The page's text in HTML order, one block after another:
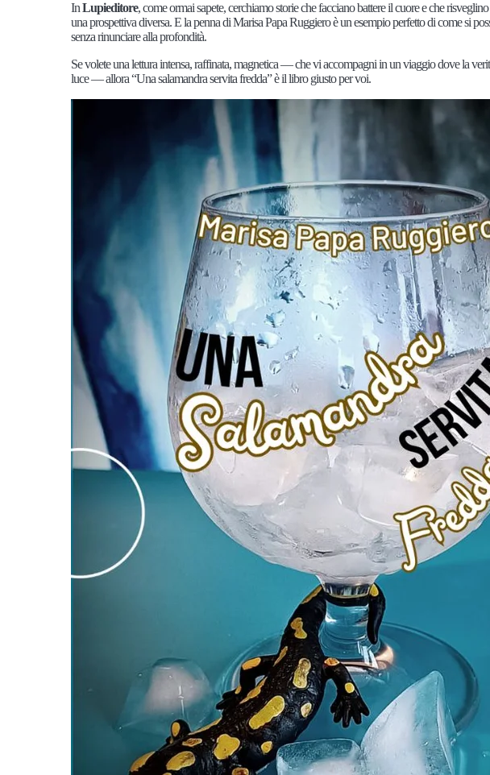
InLupieditore, come ormai sapete, cerchiamo storie che facciano battere il cuore e che
una prospettiva diversa. E la penna di Marisa Papa Ruggiero è un esempio perfetto di come si
senza rinunciare alla profondità.
Se volete una lettura intensa, raffinata, magnetica — che vi accompagni in un viaggio dove la
luce — allora “Una salamandra servita fredda” è il libro giusto per voi.